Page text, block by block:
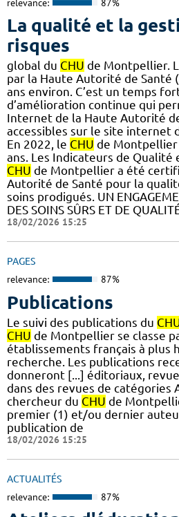
relevance: 87%
La qualité et la
risques
global du CHU de Montpellier.
par la Haute Autorité de Santé
ans environ. C’est un temps
d’amélioration continue qui
Internet de la Haute Autorité
accessibles sur le site internet
En 2022, le CHU de
ans. Les Indicateurs de Qualité
CHU de Montpellier a été
Autorité de Santé pour la
soins prodigués. UN
DES SOINS SÛRS ET DE
18/02/2026 15:25
PAGES
relevance: 87%
Publications
Le suivi des publications du
CHU de Montpellier se classe
établissements français à plus
recherche. Les publications
donneront [...] éditoriaux,
dans des revues de catégories
chercheur du CHU de
premier (1) et/ou dernier
publication de
18/02/2026 15:25
ACTUALITÉS
relevance: 87%